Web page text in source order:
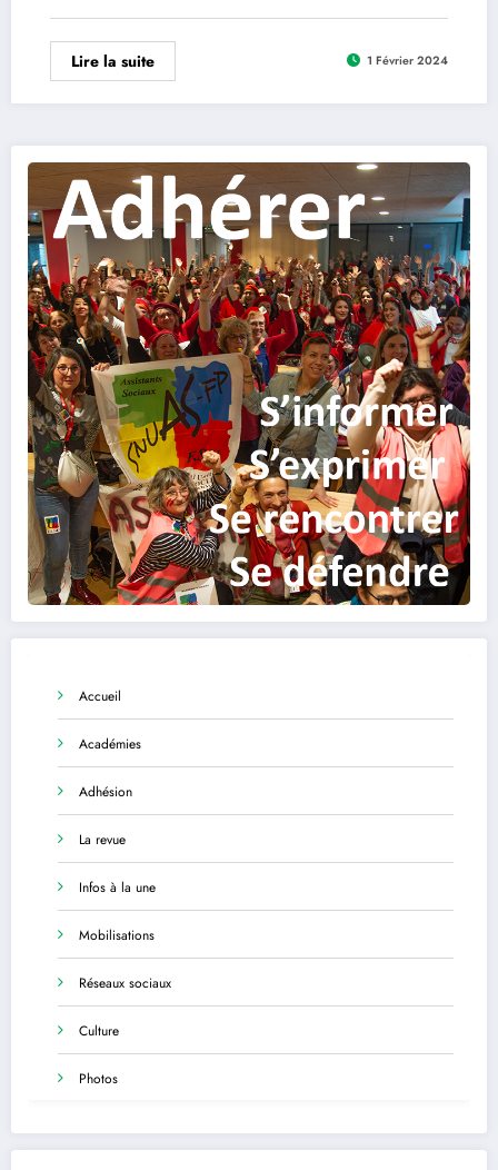
Lire la suite 1 Février 2024
Accueil
Académies
Adhésion
La revue
Infos à la une
Mobilisations
Réseaux sociaux
Culture
Photos